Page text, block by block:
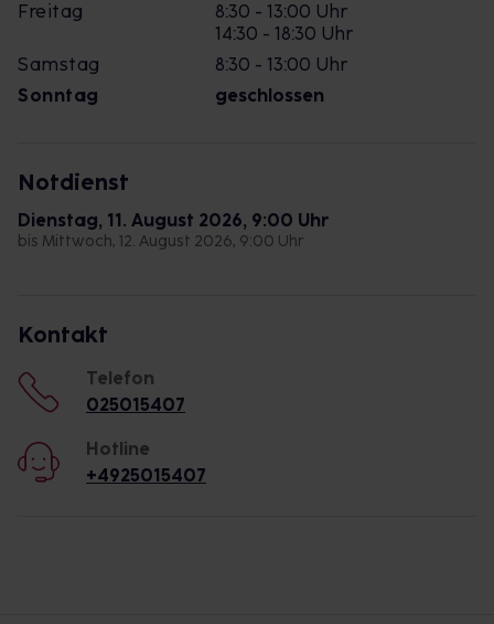
Freitag
8:30 - 13:00 Uhr
14:30 - 18:30 Uhr
Samstag
8:30 - 13:00 Uhr
Sonntag
geschlossen
Notdienst
Dienstag, 11. August 2026, 9:00 Uhr
bis Mittwoch, 12. August 2026, 9:00 Uhr
Kontakt
Telefon
025015407
Hotline
+4925015407